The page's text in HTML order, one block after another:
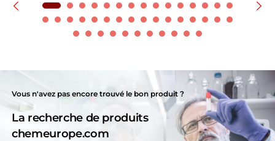
Vous n'avez pas encore trouvé le bon produit ?
La recherche de produits
chemeurope.com